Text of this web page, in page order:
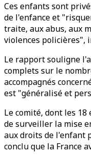
Ces enfants sont
de l'enfance et
traite, aux abus, aux
violences policières",
Le rapport souligne
complets sur le
accompagnés
est "généralisé et
Le comité, dont les
de surveiller la mise
aux droits de l'enfant
conclu que la France